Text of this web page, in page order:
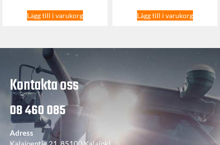
Lägg till i varukorg Lägg till i varukorg
Kontakta oss
08 460 085
Adress